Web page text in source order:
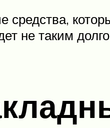
средства,
не таким